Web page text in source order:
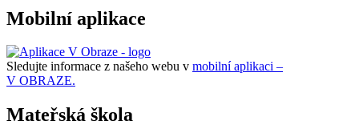
Mobilní aplikace
Sledujte informace z našeho webu v mobilní aplikaci –
V OBRAZE.
Mateřská škola